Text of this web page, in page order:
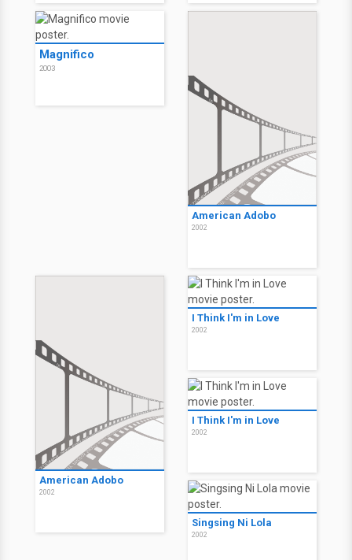
Magnifico
2003
American Adobo
2002
American Adobo
2002
I Think I'm in Love
2002
I Think I'm in Love
2002
Singsing Ni Lola
2002